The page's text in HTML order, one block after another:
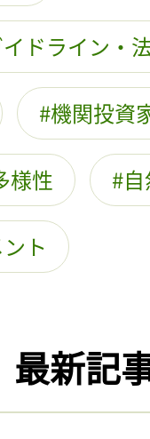
ドライン・
機関投資
様性
ト
最新記